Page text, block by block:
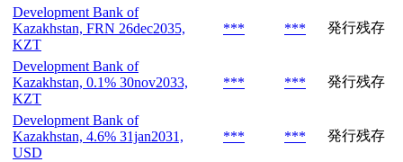
Development Bank of
Kazakhstan, FRN 26dec2035,
KZT
*** *** 発行残存
Development Bank of
Kazakhstan, 0.1% 30nov2033,
KZT
*** *** 発行残存
Development Bank of
Kazakhstan, 4.6% 31jan2031,
USD
*** *** 発行残存